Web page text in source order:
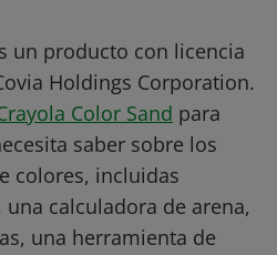
un producto con licencia
Holdings Corporation.
Color Sand para
saber sobre los
colores, incluidas
calculadora de arena,
una herramienta de